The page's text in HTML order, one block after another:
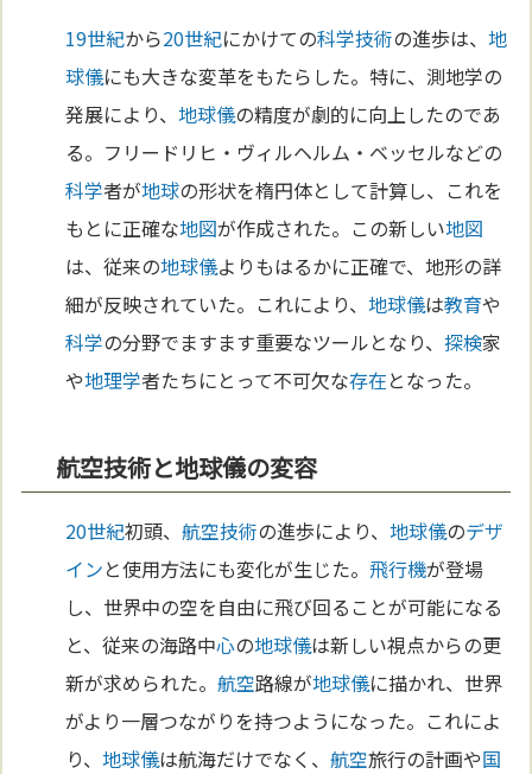
19世紀から20世紀にかけての科学技術の進歩は、地
球儀にも大きな変革をもたらした。特に、測地学の
発展により、地球儀の精度が劇的に向上したのであ
る。フリードリヒ・ヴィルヘルム・ベッセルなどの
科学者が地球の形状を楕円体として計算し、これを
もとに正確な地図が作成された。この新しい地図
は、従来の地球儀よりもはるかに正確で、地形の詳
細が反映されていた。これにより、地球儀は教育や
科学の分野でますます重要なツールとなり、探検家
や地理学者たちにとって不可欠な存在となった。
航空技術と地球儀の変容
20世紀初頭、航空技術の進歩により、地球儀のデザ
インと使用方法にも変化が生じた。飛行機が登場
し、世界中の空を自由に飛び回ることが可能になる
と、従来の海路中心の地球儀は新しい視点からの更
新が求められた。航空路線が地球儀に描かれ、世界
がより一層つながりを持つようになった。これによ
り、地球儀は航海だけでなく、航空旅行の計画や国